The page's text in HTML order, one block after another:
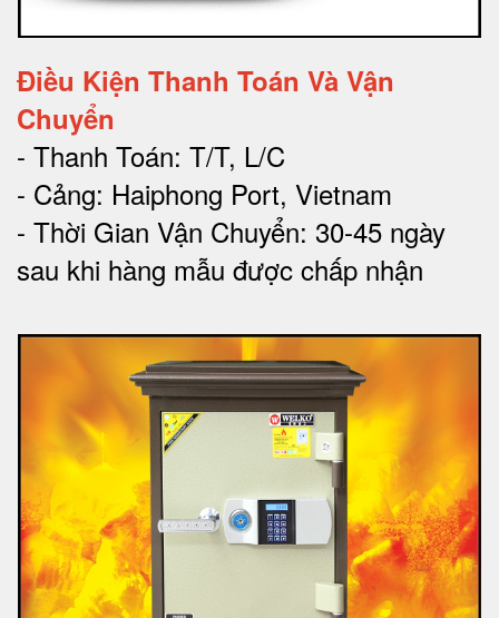
Điều Kiện Thanh Toán Và Vận
Chuyển
- Thanh Toán: T/T, L/C
- Cảng: Haiphong Port, Vietnam
- Thời Gian Vận Chuyển: 30-45 ngày
sau khi hàng mẫu được chấp nhận